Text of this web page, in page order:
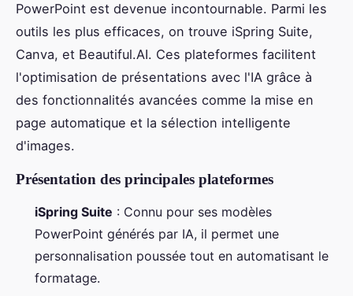
PowerPoint est devenue incontournable. Parmi les
outils les plus efficaces, on trouve iSpring Suite,
Canva, et Beautiful.AI. Ces plateformes facilitent
l'optimisation de présentations avec l'IA grâce à
des fonctionnalités avancées comme la mise en
page automatique et la sélection intelligente
d'images.
Présentation des principales plateformes
iSpring Suite : Connu pour ses modèles
PowerPoint générés par IA, il permet une
personnalisation poussée tout en automatisant le
formatage.